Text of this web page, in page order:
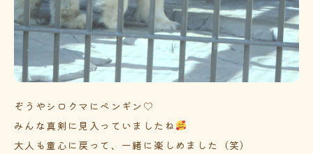
ぞうやシロクマにペンギン♡
みんな真剣に見入っていましたね
大人も童心に戻って、一緒に楽しめました（笑）